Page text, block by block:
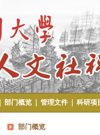
部门概览 管理文件 科研项
部门概览